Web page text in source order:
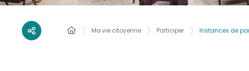
Ma vie citoyenne Participer Instances de